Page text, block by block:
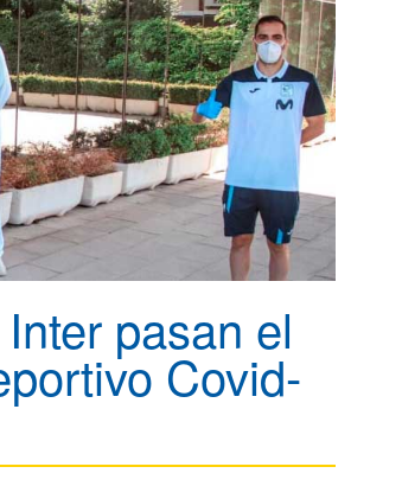
pasan el
Covid-